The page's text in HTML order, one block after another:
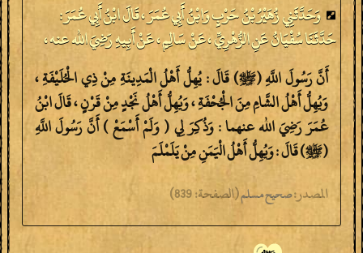
وَحَدَّثَنِي زُهَيْرُ بْنُ حَرْبٍ وَابْنُ أَبِي عُمَرَ ، قَالَ ابْنُ أَبِي عُمَرَ :
حَدَّثَنَا سُفْيَانُ عَنِ الزُّهْرِيِّ ، عَنْ سَالِمٍ ، عَنْ أَبِيهِ رَضِيَ الله عنه ،
أَنَّ رَسُولَ اللَّهِ (ﷺ) قَالَ : يُهِلُّ أَهْلُ الْمَدِينَةِ مِنْ ذِي الْحُلَيْفَةِ ،
وَيُهِلُّ أَهْلُ الشَّامِ مِنَ الْجُحْفَةِ ، وَيُهِلُّ أَهْلُ نَجْدٍ مِنْ قَرْنٍ ، قَالَ ابْنُ
عُمَرَ رَضِيَ الله عنهما : وَذُكِرَ لِي ( وَلَمْ أَسْمَعْ ) أَنَّ رَسُولَ اللَّهِ
(ﷺ) قَالَ : وَيُهِلُّ أَهْلُ الْيَمَنِ مِنْ يَلَمْلَمَ
المصدر:صحيح مسلم(الصفحة:839)